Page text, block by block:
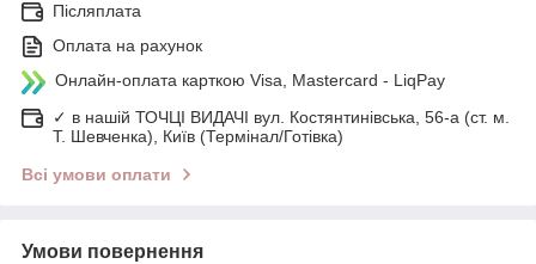
Післяплата
Оплата на рахунок
Онлайн-оплата карткою Visa, Mastercard - LiqPay
✓ в нашій ТОЧЦІ ВИДАЧІ вул. Костянтинівська, 56-а (ст. м.
Т. Шевченка), Київ (Термінал/Готівка)
Всі умови оплати
Умови повернення